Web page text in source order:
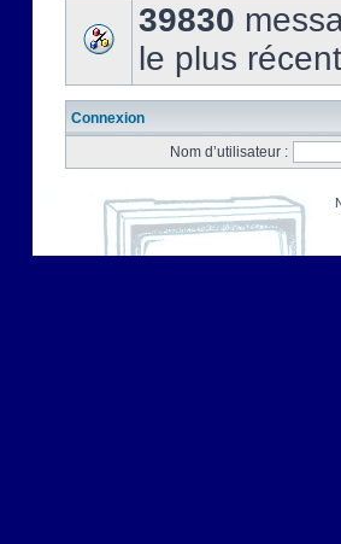
39830
le plus
Connexion
Nom d’utilisateur :